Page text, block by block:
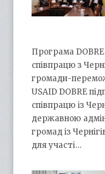
Програма
співпрацю з
громади-
USAID DOBRE
співпрацю із
державною
громад із
для участі…